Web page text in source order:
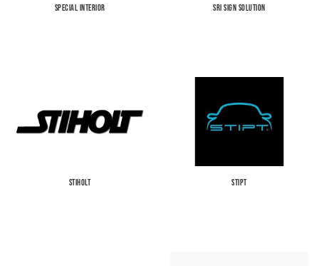
SPECIAL INTERIOR SRI SIGN SOLUTION
STIHOLT STIPT